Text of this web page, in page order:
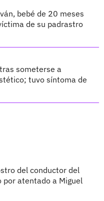
bebé de 20 meses
de su padrastro
someterse a
tuvo síntoma de
del conductor del
por atentado a Miguel